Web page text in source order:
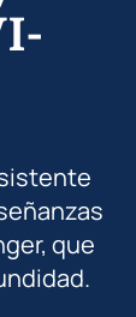
que